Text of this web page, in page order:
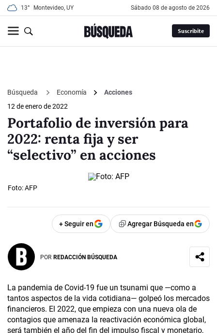
13° Montevideo, UY sábado 08 de agosto de 2026
Suscribite
Búsqueda Economía
Acciones
12 de enero de 2022
Portafolio de inversión para
2022: renta fija y ser
“selectivo” en acciones
Foto: AFP
+ Seguir en Agregar Búsqueda en
POR REDACCIÓN BÚSQUEDA
La pandemia de Covid-19 fue un tsunami que —como a
tantos aspectos de la vida cotidiana— golpeó los mercados
financieros. El 2022, que empieza con una nueva ola de
contagios que amenaza la reactivación económica global,
será también el año del fin del impulso fiscal y monetario,